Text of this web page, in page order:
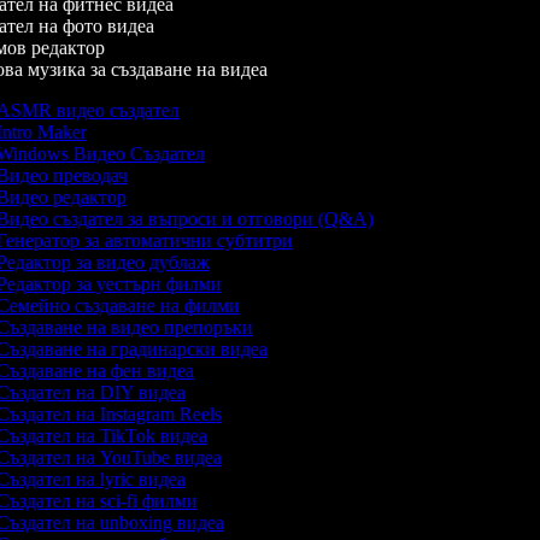
на фитнес видеа
на фото видеа
редактор
музика за създаване на видеа
видео създател
Maker
Видео Създател
преводач
редактор
създател за въпроси и отговори (Q&A)
за автоматични субтитри
за видео дублаж
за уестърн филми
създаване на филми
на видео препоръки
на градинарски видеа
на фен видеа
на DIY видеа
на Instagram Reels
на TikTok видеа
на YouTube видеа
на lyric видеа
на sci-fi филми
на unboxing видеа